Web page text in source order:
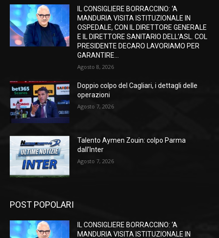
IL CONSIGLIERE BORRACCINO: ‘A
MANDURIA VISITA ISTITUZIONALE IN
OSPEDALE, CON IL DIRETTORE GENERALE
E IL DIRETTORE SANITARIO DELL’ASL. COL
PRESIDENTE DECARO LAVORIAMO PER
GARANTIRE...
Agosto 8, 2026
Doppio colpo del Cagliari, i dettagli delle
operazioni
Agosto 7, 2026
Talento Aymen Zouin: colpo Parma
dall’Inter
Agosto 7, 2026
POST POPOLARI
IL CONSIGLIERE BORRACCINO: ‘A
MANDURIA VISITA ISTITUZIONALE IN